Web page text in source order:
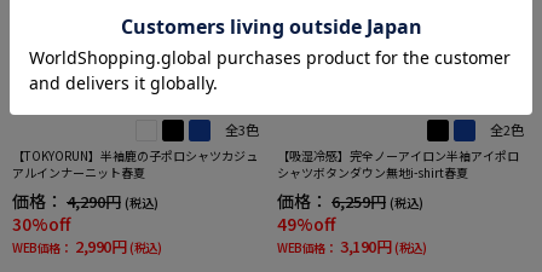
全3色
【TOKYORUN】半袖鹿の子ポロシャツカジュ
アルインナーニット春夏
価格： 4,290円 (税込)
30%off
WEB価格： 2,990円 (税込)
全2色
【吸湿冷感】完全ノーアイロン半袖アイポロ
シャツボタンダウン無地i-shirt春夏
価格： 6,259円 (税込)
49%off
WEB価格： 3,190円 (税込)